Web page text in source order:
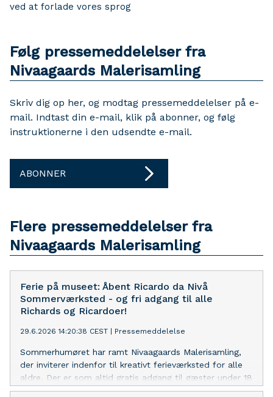
ved at forlade vores sprog
Følg pressemeddelelser fra
Nivaagaards Malerisamling
Skriv dig op her, og modtag pressemeddelelser på e-
mail. Indtast din e-mail, klik på abonner, og følg
instruktionerne i den udsendte e-mail.
ABONNER
Flere pressemeddelelser fra
Nivaagaards Malerisamling
Ferie på museet: Åbent Ricardo da Nivå
Sommerværksted - og fri adgang til alle
Richards og Ricardoer!
29.6.2026 14:20:38 CEST | Pressemeddelelse
Sommerhumøret har ramt Nivaagaards Malerisamling,
der inviterer indenfor til kreativt ferieværksted for alle
aldre. Der er som altid gratis adgang til gæster under 18
år - og i anledning af den aktuelle Richard Winther-